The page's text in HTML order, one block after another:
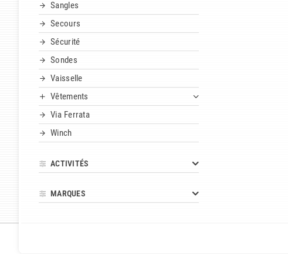
Sangles
Secours
Sécurité
Sondes
Vaisselle
Vêtements
Via Ferrata
Winch
ACTIVITÉS
MARQUES